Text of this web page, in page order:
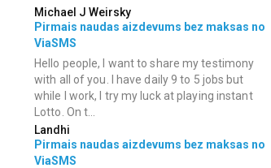
Michael J Weirsky
Pirmais naudas aizdevums bez maksas no
ViaSMS
Hello people, I want to share my testimony
with all of you. I have daily 9 to 5 jobs but
while I work, I try my luck at playing instant
Lotto. On t...
Landhi
Pirmais naudas aizdevums bez maksas no
ViaSMS